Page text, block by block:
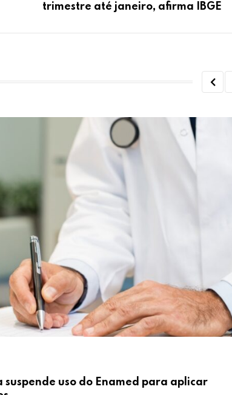
trimestre até janeiro, afirma IBGE
suspende uso do Enamed para aplicar